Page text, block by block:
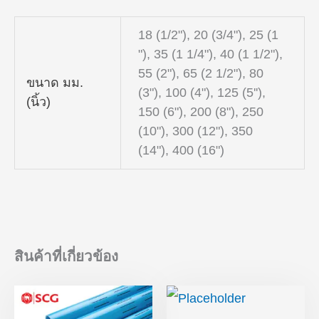
ขนาด มม.
(นิ้ว)
18 (1/2"), 20 (3/4"), 25 (1
"), 35 (1 1/4"), 40 (1 1/2"),
55 (2"), 65 (2 1/2"), 80
(3"), 100 (4"), 125 (5''),
150 (6"), 200 (8"), 250
(10"), 300 (12"), 350
(14"), 400 (16")
สินค้าที่เกี่ยวข้อง
Price
range:
฿224.00